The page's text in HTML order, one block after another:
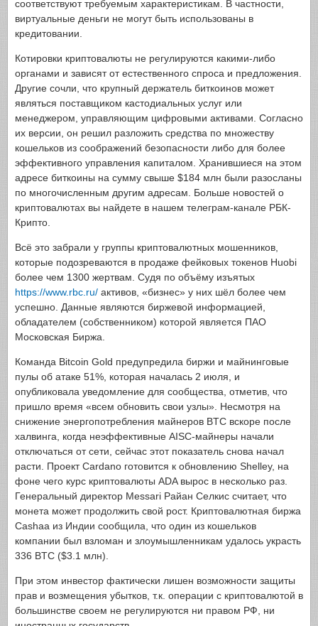
соответствуют требуемым характеристикам. В частности,
виртуальные деньги не могут быть использованы в
кредитовании.
Котировки криптовалюты не регулируются какими-либо
органами и зависят от естественного спроса и предложения.
Другие сочли, что крупный держатель биткоинов может
являться поставщиком кастодиальных услуг или
менеджером, управляющим цифровыми активами. Согласно
их версии, он решил разложить средства по множеству
кошельков из соображений безопасности либо для более
эффективного управления капиталом. Хранившиеся на этом
адресе биткоины на сумму свыше $184 млн были разосланы
по многочисленным другим адресам. Больше новостей о
криптовалютах вы найдете в нашем телеграм-канале РБК-
Крипто.
Всё это забрали у группы криптовалютных мошенников,
которые подозреваются в продаже фейковых токенов Huobi
более чем 1300 жертвам. Судя по объёму изъятых
https://www.rbc.ru/ активов, «бизнес» у них шёл более чем
успешно. Данные являются биржевой информацией,
обладателем (собственником) которой является ПАО
Московская Биржа.
Команда Bitcoin Gold предупредила биржи и майнинговые
пулы об атаке 51%, которая началась 2 июля, и
опубликовала уведомление для сообщества, отметив, что
пришло время «всем обновить свои узлы». Несмотря на
снижение энергопотребления майнеров BTC вскоре после
халвинга, когда неэффективные AISC-майнеры начали
отключаться от сети, сейчас этот показатель снова начал
расти. Проект Cardano готовится к обновлению Shelley, на
фоне чего курс криптовалюты ADA вырос в несколько раз.
Генеральный директор Messari Райан Селкис считает, что
монета может продолжить свой рост. Криптовалютная биржа
Cashaa из Индии сообщила, что один из кошельков
компании был взломан и злоумышленникам удалось украсть
336 BTC ($3.1 млн).
При этом инвестор фактически лишен возможности защиты
прав и возмещения убытков, т.к. операции с криптовалютой в
большинстве своем не регулируются ни правом РФ, ни